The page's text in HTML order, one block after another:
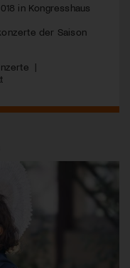
in Kongresshaus
der Saison
|